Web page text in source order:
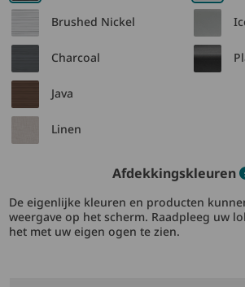
Brushed Nickel
Charcoal
Java
Linen
Afdekkingskleuren
De eigenlijke kleuren en producten
weergave op het scherm. Raadpleeg uw
het met uw eigen ogen te zien.